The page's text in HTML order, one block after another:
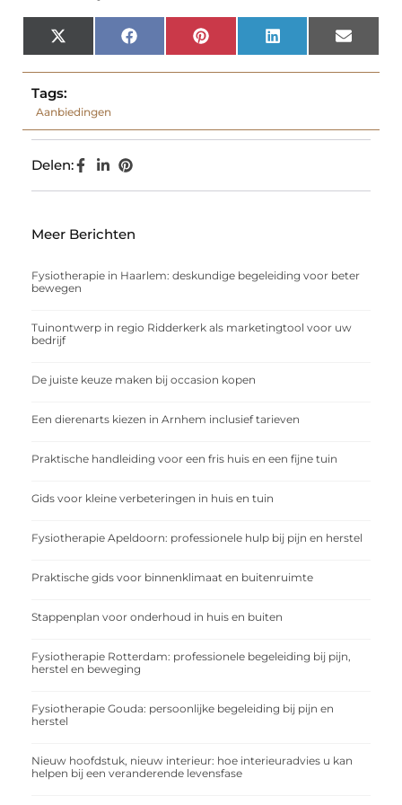
X
(Twitter)
Facebook Pinterest LinkedIn Email
Tags:
Aanbiedingen
Delen:
Meer Berichten
Fysiotherapie in Haarlem: deskundige begeleiding voor beter
bewegen
Tuinontwerp in regio Ridderkerk als marketingtool voor uw
bedrijf
De juiste keuze maken bij occasion kopen
Een dierenarts kiezen in Arnhem inclusief tarieven
Praktische handleiding voor een fris huis en een fijne tuin
Gids voor kleine verbeteringen in huis en tuin
Fysiotherapie Apeldoorn: professionele hulp bij pijn en herstel
Praktische gids voor binnenklimaat en buitenruimte
Stappenplan voor onderhoud in huis en buiten
Fysiotherapie Rotterdam: professionele begeleiding bij pijn,
herstel en beweging
Fysiotherapie Gouda: persoonlijke begeleiding bij pijn en
herstel
Nieuw hoofdstuk, nieuw interieur: hoe interieuradvies u kan
helpen bij een veranderende levensfase